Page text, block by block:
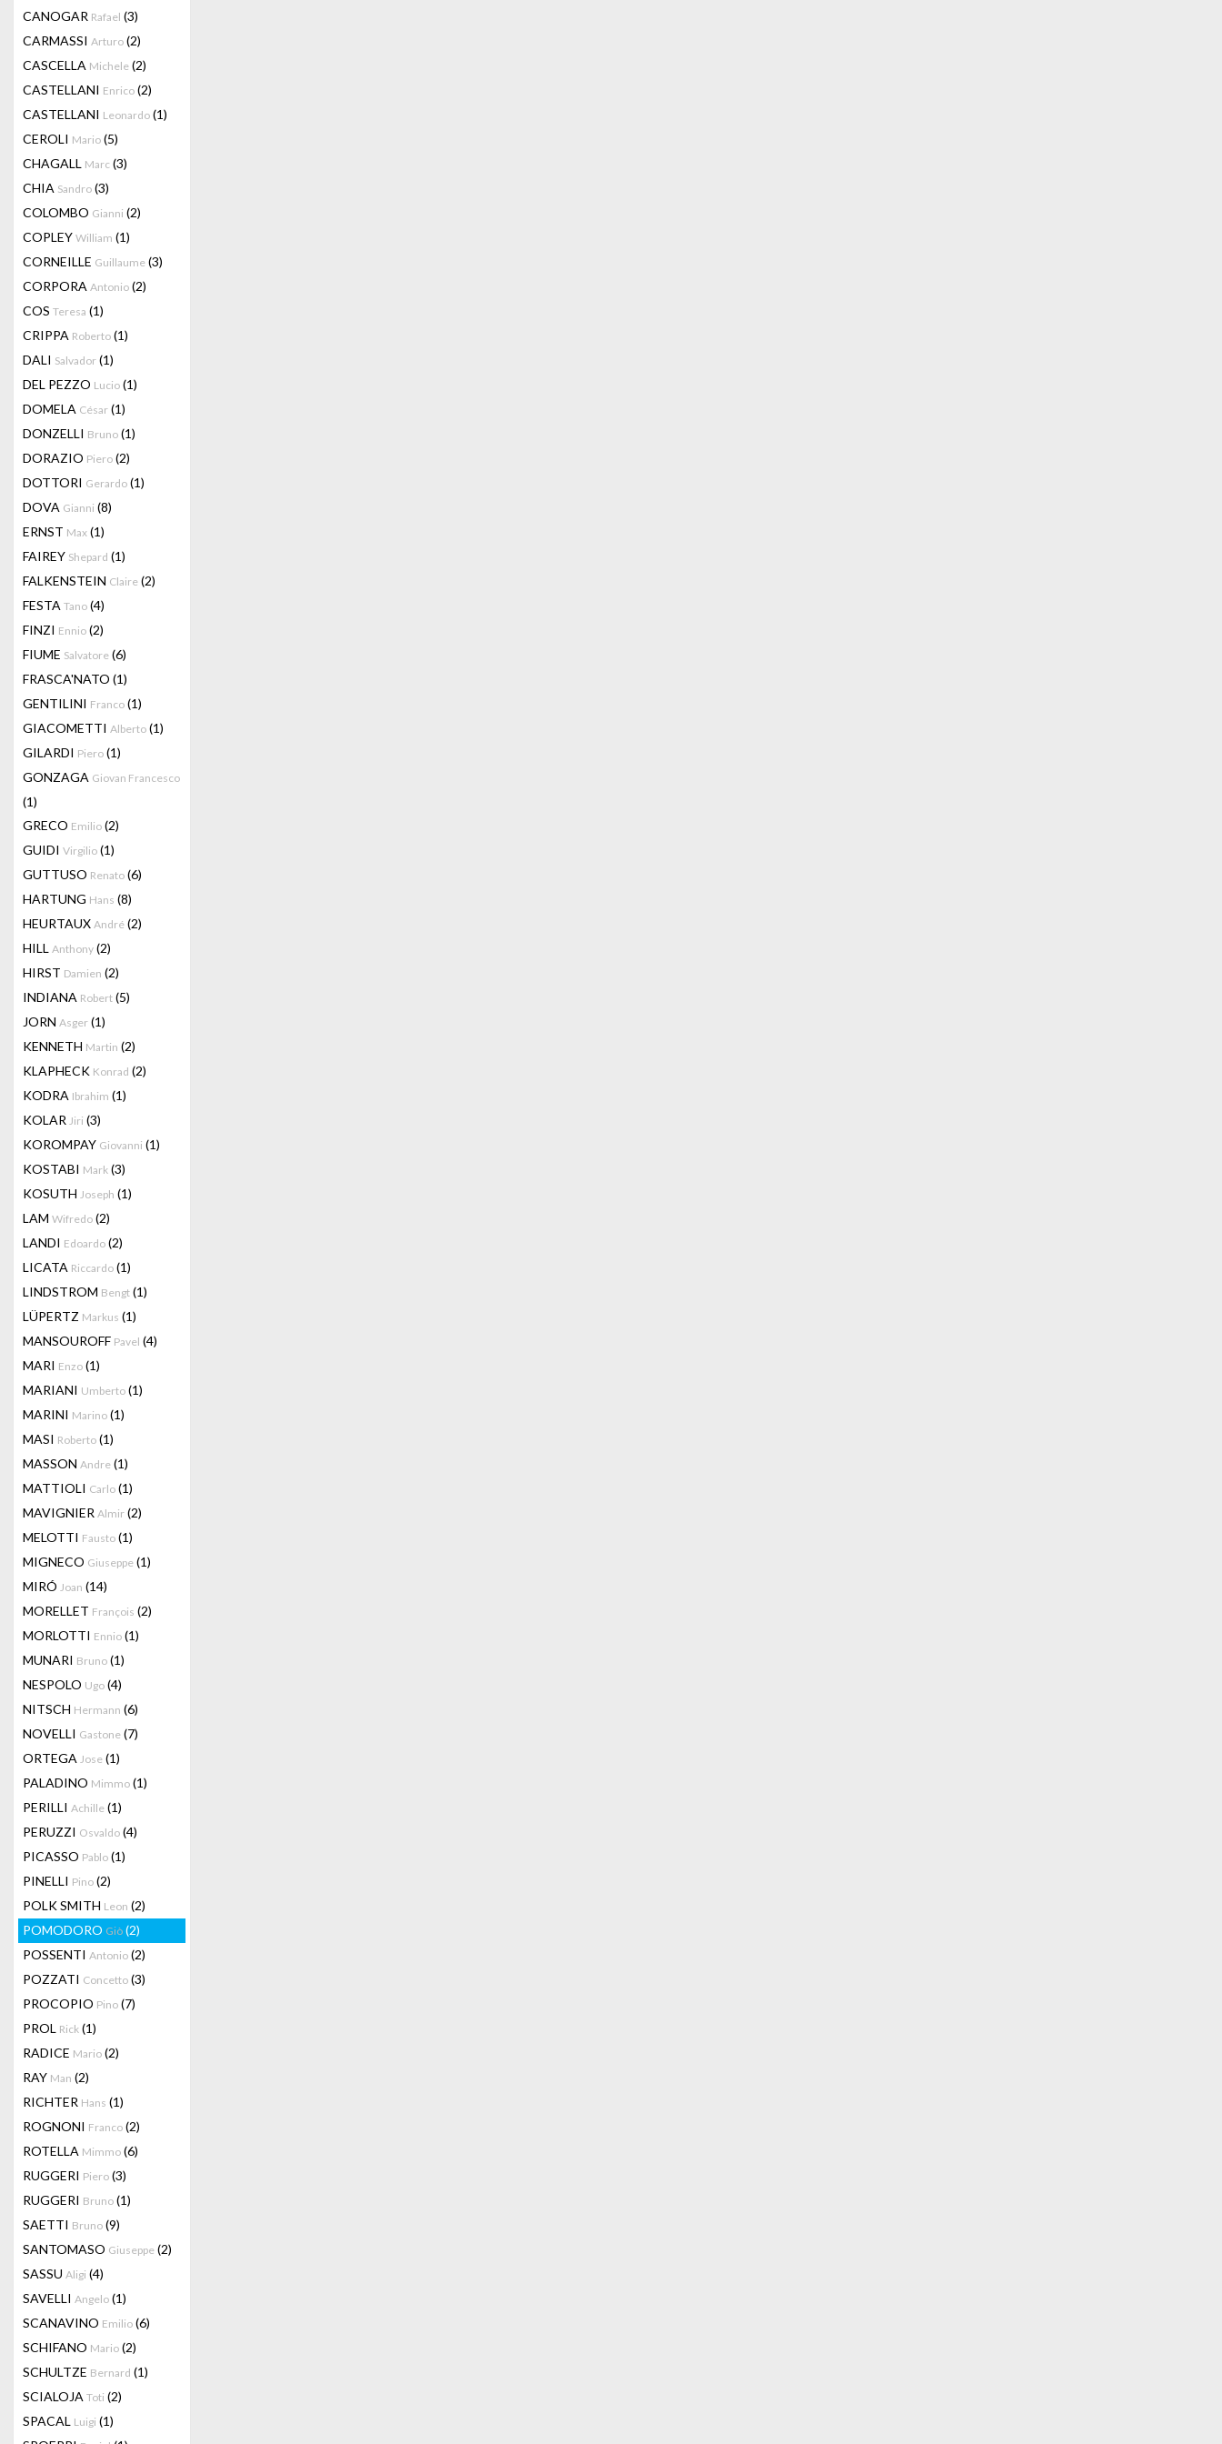
CANOGAR Rafael (3)
CARMASSI Arturo (2)
CASCELLA Michele (2)
CASTELLANI Enrico (2)
CASTELLANI Leonardo (1)
CEROLI Mario (5)
CHAGALL Marc (3)
CHIA Sandro (3)
COLOMBO Gianni (2)
COPLEY William (1)
CORNEILLE Guillaume (3)
CORPORA Antonio (2)
COS Teresa (1)
CRIPPA Roberto (1)
DALI Salvador (1)
DEL PEZZO Lucio (1)
DOMELA César (1)
DONZELLI Bruno (1)
DORAZIO Piero (2)
DOTTORI Gerardo (1)
DOVA Gianni (8)
ERNST Max (1)
FAIREY Shepard (1)
FALKENSTEIN Claire (2)
FESTA Tano (4)
FINZI Ennio (2)
FIUME Salvatore (6)
FRASCA'NATO (1)
GENTILINI Franco (1)
GIACOMETTI Alberto (1)
GILARDI Piero (1)
GONZAGA Giovan Francesco
(1)
GRECO Emilio (2)
GUIDI Virgilio (1)
GUTTUSO Renato (6)
HARTUNG Hans (8)
HEURTAUX André (2)
HILL Anthony (2)
HIRST Damien (2)
INDIANA Robert (5)
JORN Asger (1)
KENNETH Martin (2)
KLAPHECK Konrad (2)
KODRA Ibrahim (1)
KOLAR Jiri (3)
KOROMPAY Giovanni (1)
KOSTABI Mark (3)
KOSUTH Joseph (1)
LAM Wifredo (2)
LANDI Edoardo (2)
LICATA Riccardo (1)
LINDSTROM Bengt (1)
LÜPERTZ Markus (1)
MANSOUROFF Pavel (4)
MARI Enzo (1)
MARIANI Umberto (1)
MARINI Marino (1)
MASI Roberto (1)
MASSON Andre (1)
MATTIOLI Carlo (1)
MAVIGNIER Almir (2)
MELOTTI Fausto (1)
MIGNECO Giuseppe (1)
MIRÓ Joan (14)
MORELLET François (2)
MORLOTTI Ennio (1)
MUNARI Bruno (1)
NESPOLO Ugo (4)
NITSCH Hermann (6)
NOVELLI Gastone (7)
ORTEGA Jose (1)
PALADINO Mimmo (1)
PERILLI Achille (1)
PERUZZI Osvaldo (4)
PICASSO Pablo (1)
PINELLI Pino (2)
POLK SMITH Leon (2)
POMODORO Giò (2)
POSSENTI Antonio (2)
POZZATI Concetto (3)
PROCOPIO Pino (7)
PROL Rick (1)
RADICE Mario (2)
RAY Man (2)
RICHTER Hans (1)
ROGNONI Franco (2)
ROTELLA Mimmo (6)
RUGGERI Piero (3)
RUGGERI Bruno (1)
SAETTI Bruno (9)
SANTOMASO Giuseppe (2)
SASSU Aligi (4)
SAVELLI Angelo (1)
SCANAVINO Emilio (6)
SCHIFANO Mario (2)
SCHULTZE Bernard (1)
SCIALOJA Toti (2)
SPACAL Luigi (1)